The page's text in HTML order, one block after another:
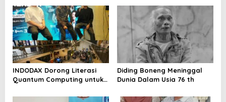
INDODAX Dorong Literasi
Quantum Computing untuk
Blockchain
Diding Boneng Meninggal
Dunia Dalam Usia 76 th